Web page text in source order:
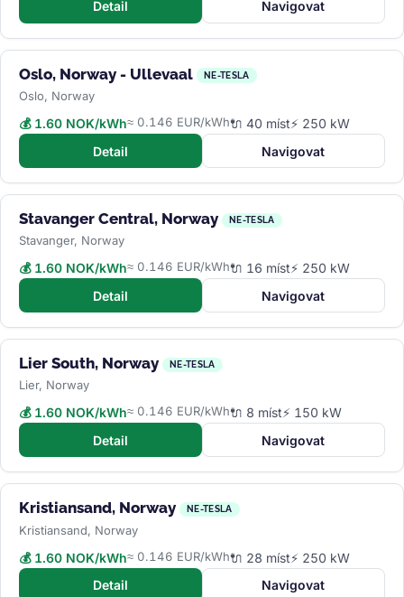
Detail Navigovat
Oslo, Norway - Ullevaal NE-TESLA
Oslo, Norway
💰 1.60 NOK/kWh≈ 0.146 EUR/kWh🔌 40 míst⚡ 250 kW
Detail
Navigovat
Stavanger Central, Norway NE-TESLA
Stavanger, Norway
💰 1.60 NOK/kWh≈ 0.146 EUR/kWh🔌 16 míst⚡ 250 kW
Detail
Navigovat
Lier South, Norway NE-TESLA
Lier, Norway
💰 1.60 NOK/kWh≈ 0.146 EUR/kWh🔌 8 míst⚡ 150 kW
Detail
Navigovat
Kristiansand, Norway NE-TESLA
Kristiansand, Norway
💰 1.60 NOK/kWh≈ 0.146 EUR/kWh🔌 28 míst⚡ 250 kW
Detail
Navigovat